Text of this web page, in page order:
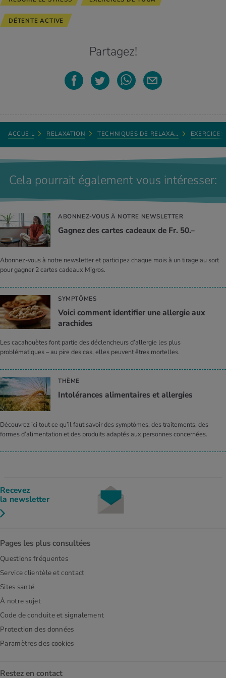
DÉTENTE ACTIVE
Partagez!
ACCUEIL RELAXATION TECHNIQUES DE RELAXA… EXERCICES
Cela pourrait également vous intéresser:
ABONNEZ-VOUS À NOTRE NEWSLETTER
Gagnez des cartes cadeaux de Fr. 50.–
Abonnez-vous à notre newsletter et participez chaque mois à un tirage au sort
pour gagner 2 cartes cadeaux Migros.
SYMPTÔMES
Voici comment identifier une allergie aux
arachides
Les cacahouètes font partie des déclencheurs d’allergie les plus
problématiques – au pire des cas, elles peuvent êtres mortelles.
THÈME
Intolérances alimentaires et allergies
Découvrez ici tout ce qu’il faut savoir des symptômes, des traitements, des
formes d’alimentation et des produits adaptés aux personnes concernées.
Recevez
la newsletter
Pages les plus consultées
Questions fréquentes
Service clientèle et contact
Sites santé
À notre sujet
Code de conduite et signalement
Protection des données
Paramètres des cookies
Restez en contact